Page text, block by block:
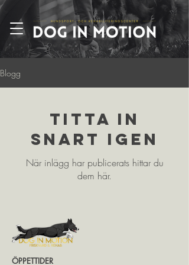
Blogg
Titta in
snart igen
När inlägg har publicerats hittar du
dem här.
ÖPPETTIDER